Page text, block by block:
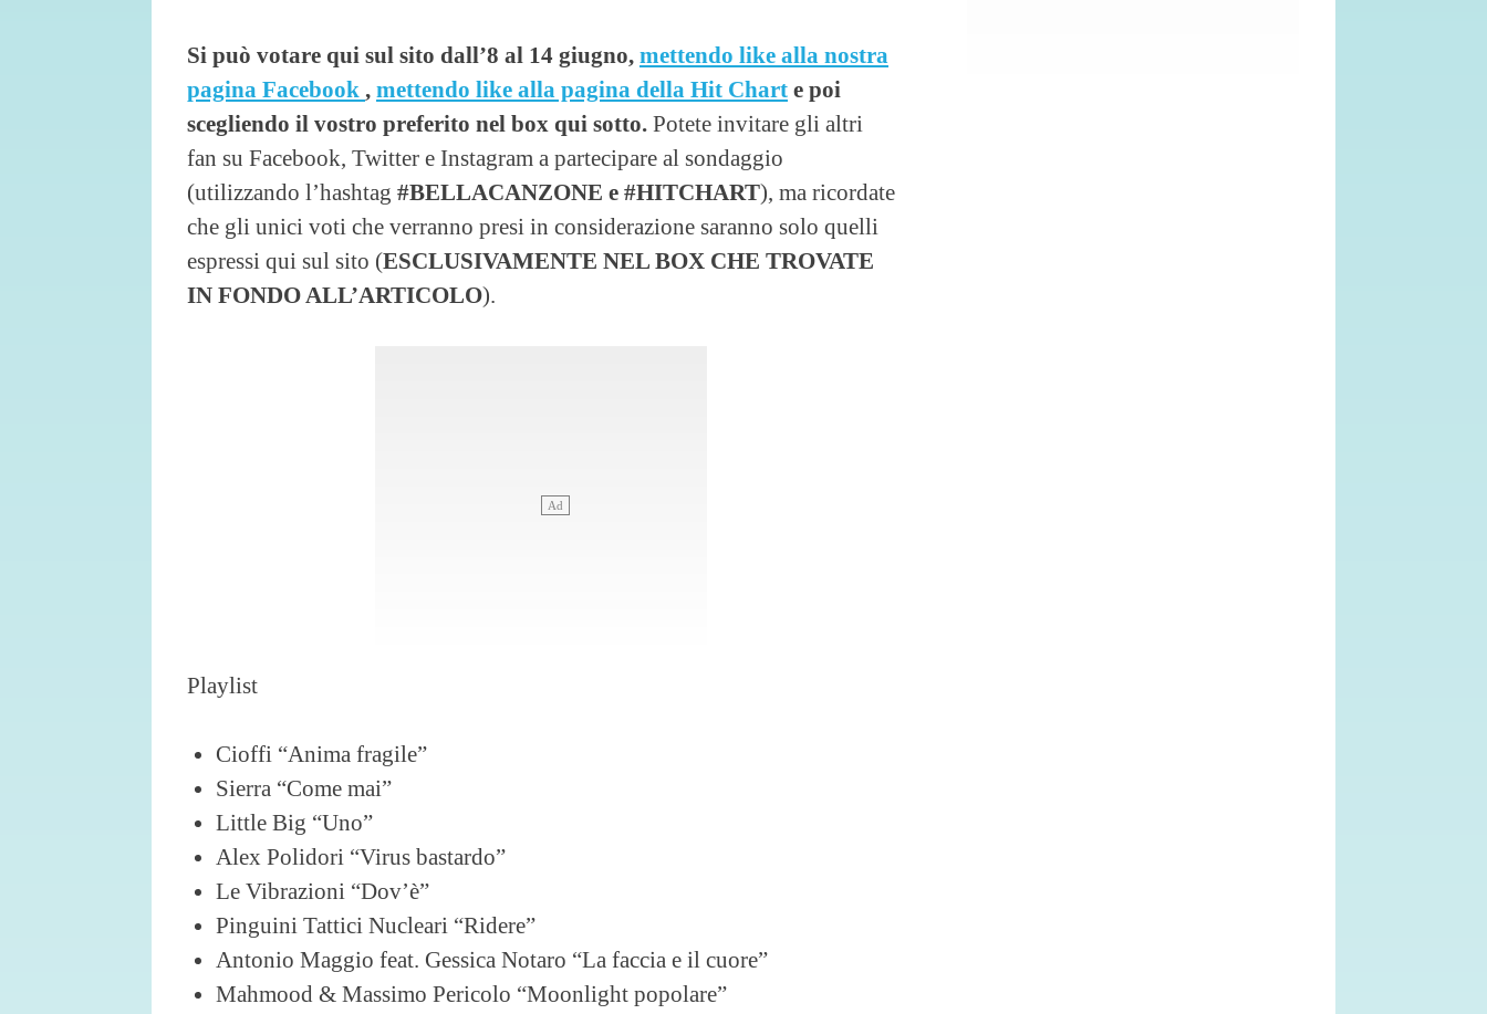
Si può votare qui sul sito dall’8 al 14 giugno, mettendo like alla nostra
pagina Facebook , mettendo like alla pagina della Hit Chart e poi
scegliendo il vostro preferito nel box qui sotto. Potete invitare gli altri
fan su Facebook, Twitter e Instagram a partecipare al sondaggio
(utilizzando l’hashtag #BELLACANZONE e #HITCHART), ma ricordate
che gli unici voti che verranno presi in considerazione saranno solo quelli
espressi qui sul sito (ESCLUSIVAMENTE NEL BOX CHE TROVATE
IN FONDO ALL’ARTICOLO).
Playlist
Cioffi “Anima fragile”
Sierra “Come mai”
Little Big “Uno”
Alex Polidori “Virus bastardo”
Le Vibrazioni “Dov’è”
Pinguini Tattici Nucleari “Ridere”
Antonio Maggio feat. Gessica Notaro “La faccia e il cuore”
Mahmood & Massimo Pericolo “Moonlight popolare”